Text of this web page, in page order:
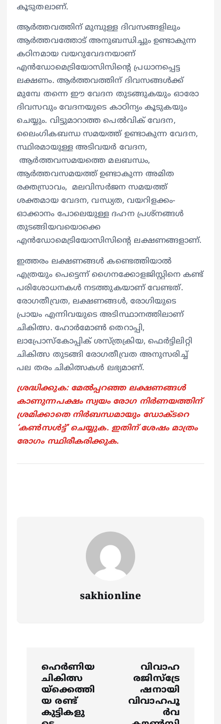
കൂടുതലാണ്.
ആർത്തവത്തിന് മുമ്പുള്ള ദിവസങ്ങളിലും
ആർത്തവത്തോട് അനുബന്ധിച്ചും ഉണ്ടാകുന്ന
കഠിനമായ വയറുവേദനയാണ്
എൻഡോമെട്രിയോസിസിന്‍റെ പ്രധാനപ്പെട്ട
ലക്ഷണം. ആർത്തവത്തിന് ദിവസങ്ങൾക്ക്
മുമ്പേ തന്നെ ഈ വേദന തുടങ്ങുകയും ഓരോ
ദിവസവും വേദനയുടെ കാഠിന്യം കൂടുകയും
ചെയ്യും. വിട്ടുമാറാത്ത പെൽവിക് വേദന,
ലൈംഗികബന്ധ സമയത്ത് ഉണ്ടാകുന്ന വേദന,
സ്ഥിരമായുള്ള അടിവയർ വേദന,
ആർത്തവസമയത്തെ മലബന്ധം,
ആർത്തവസമയത്ത് ഉണ്ടാകുന്ന അമിത
രക്തസ്രാവം, മലവിസർജന സമയത്ത്
ശക്തമായ വേദന, വന്ധ്യത, വയറിളക്കം-
ഓക്കാനം പോലെയുള്ള ദഹന പ്രശ്നങ്ങൾ
തുടങ്ങിയവയൊക്കെ
എൻഡോമെട്രിയോസിസിന്റെ ലക്ഷണങ്ങളാണ്.
ഇത്തരം ലക്ഷണങ്ങൾ കണ്ടെത്തിയാൽ
എത്രയും പെട്ടെന്ന് ​ഗൈനക്കോളജിസ്റ്റിനെ കണ്ട്
പരിശോധനകൾ നടത്തുകയാണ് വേണ്ടത്.
രോഗതീവ്രത, ലക്ഷണങ്ങൾ, രോഗിയുടെ
പ്രായം എന്നിവയുടെ അടിസ്ഥാനത്തിലാണ്
ചികിത്സ. ഹോർമോൺ തെറാപ്പി,
ലാപ്രോസ്കോപ്പിക് ശസ്ത്രക്രിയ, ഫെർട്ടിലിറ്റി
ചികിത്സ തുടങ്ങി രോഗതീവ്രത അനുസരിച്ച്
പല തരം ചികിത്സകള്‍ ലഭ്യമാണ്.
ശ്രദ്ധിക്കുക: മേൽപ്പറഞ്ഞ ലക്ഷണങ്ങൾ
കാണുന്നപക്ഷം സ്വയം രോഗ നിർണയത്തിന്
ശ്രമിക്കാതെ നിർബന്ധമായും ഡോക്ടറെ
‘കൺസൾട്ട്’ ചെയ്യുക. ഇതിന് ശേഷം മാത്രം
രോഗം സ്ഥിരീകരിക്കുക.
sakhionline
ഹെർണിയ
ചികിത്സ
യ്ക്കെത്തി
യ രണ്ട്
കുട്ടികളു
വിവാഹ
രജിസ്ട്രേ
ഷനായി
വിവാഹപൂ
ര്‍വ